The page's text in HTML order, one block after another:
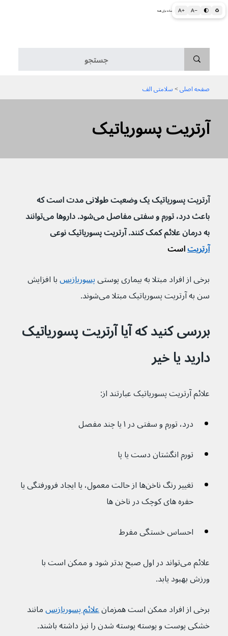
A+ A− 🌓 ♻ اطلاعات پزشکی و بهداشتی به زبان ساده برای همه
آرتریت پسوریاتیک
صفحه اصلی > سلامتی الف
آرتریت پسوریاتیک یک وضعیت طولانی مدت است که
باعث درد، تورم و سفتی مفاصل می‌شود.
داروها می‌توانند
به درمان علائم کمک کنند. آرتریت پسوریاتیک نوعی
آرتریت است
برخی از افراد مبتلا به بیماری پوستی پسوریازیس با افزایش
سن به آرتریت پسوریاتیک مبتلا می‌شوند.
بررسی کنید که آیا آرتریت پسوریاتیک
دارید یا خیر
علائم آرتریت پسوریاتیک عبارتند از:
درد، تورم و سفتی در ۱ یا چند مفصل
تورم انگشتان دست یا پا
تغییر رنگ ناخن‌ها از حالت معمول، یا ایجاد فرورفتگی یا
حفره های کوچک در ناخن ها
احساس خستگی مفرط
علائم می‌تواند در اول صبح بدتر شود و ممکن است با
ورزش بهبود یابد.
برخی از افراد ممکن است همزمان علائم پسوریازیس مانند
خشکی پوست و پوسته پوسته شدن را نیز داشته باشند.